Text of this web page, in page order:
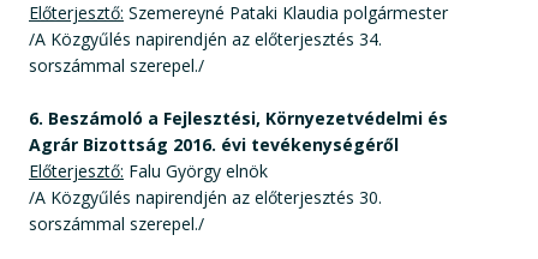
Előterjesztő: Szemereyné Pataki Klaudia polgármester
/A Közgyűlés napirendjén az előterjesztés 34.
sorszámmal szerepel./
6. Beszámoló a Fejlesztési, Környezetvédelmi és
Agrár Bizottság 2016. évi tevékenységéről
Előterjesztő: Falu György elnök
/A Közgyűlés napirendjén az előterjesztés 30.
sorszámmal szerepel./